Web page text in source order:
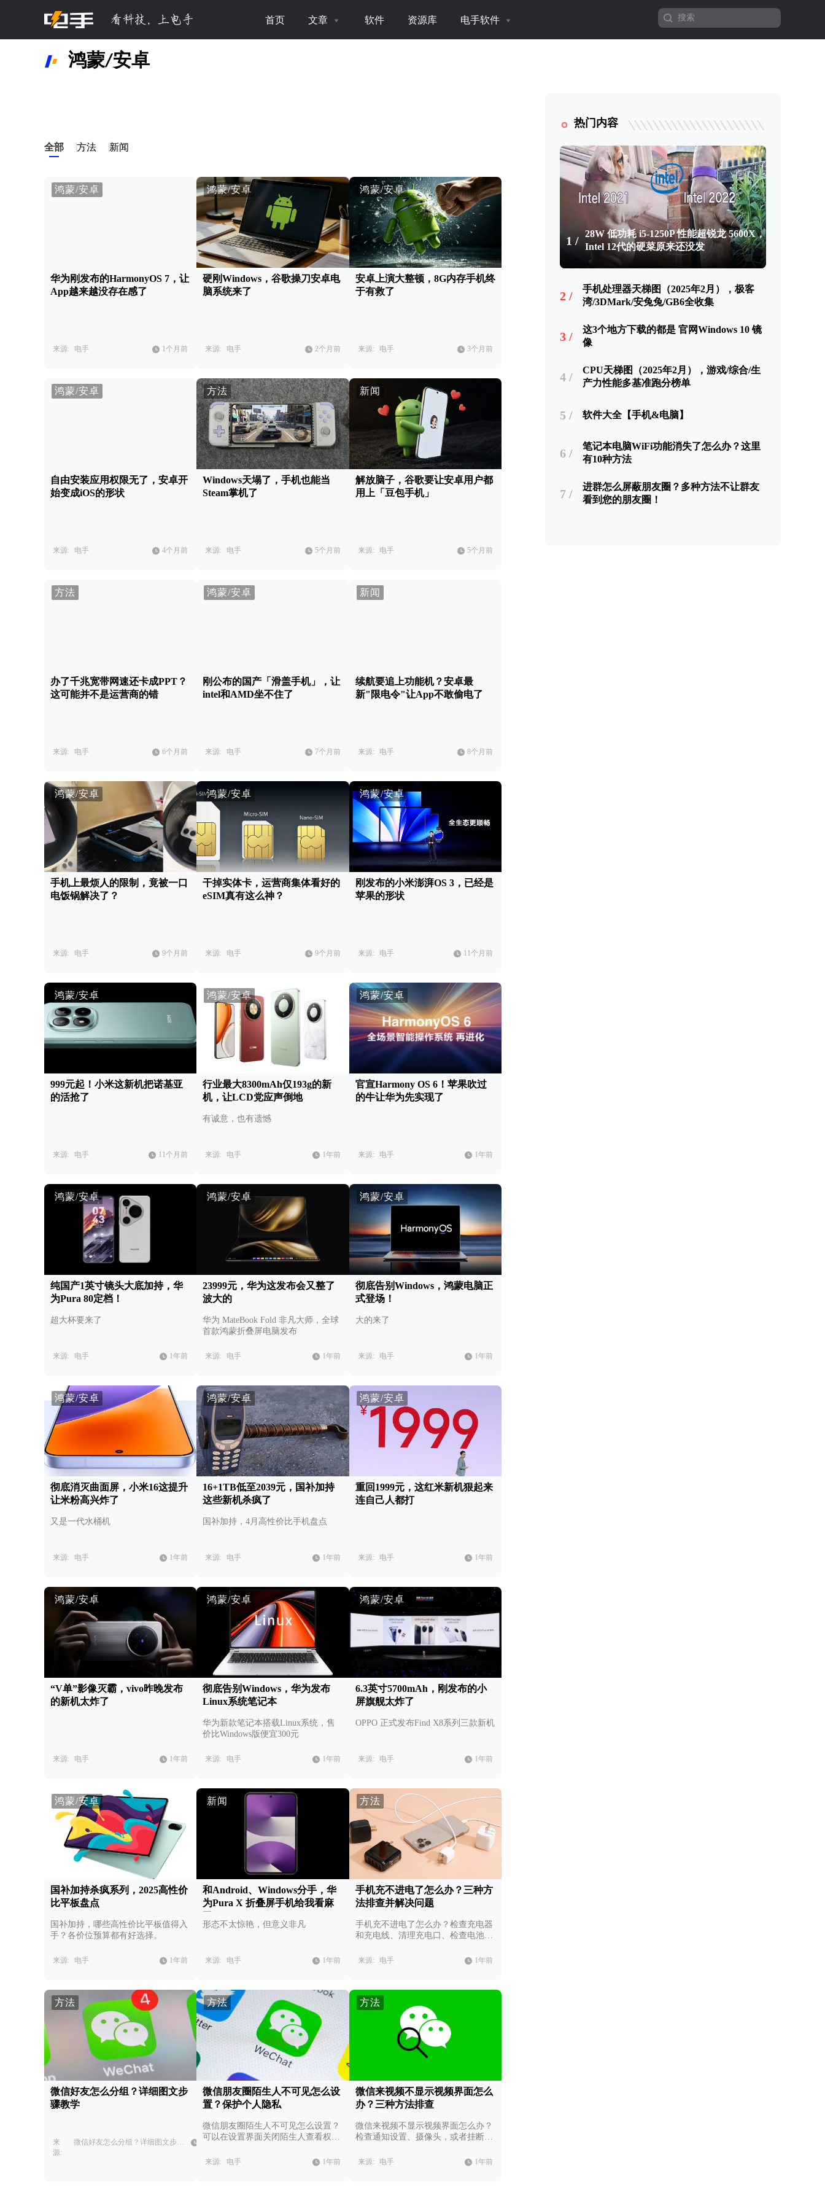
首页 文章 软件 资源库 电手软件
鸿蒙/安卓
全部 方法 新闻
鸿蒙/安卓
华为刚发布的HarmonyOS 7，让
App越来越没存在感了
来源: 电手 1个月前
鸿蒙/安卓
硬刚Windows，谷歌操刀安卓电
脑系统来了
来源: 电手 2个月前
鸿蒙/安卓
安卓上演大整顿，8G内存手机终
于有救了
来源: 电手 3个月前
鸿蒙/安卓
自由安装应用权限无了，安卓开
始变成iOS的形状
来源: 电手 4个月前
方法
Windows天塌了，手机也能当
Steam掌机了
来源: 电手 5个月前
新闻
解放脑子，谷歌要让安卓用户都
用上「豆包手机」
来源: 电手 5个月前
方法
办了千兆宽带网速还卡成PPT？
这可能并不是运营商的错
来源: 电手 6个月前
鸿蒙/安卓
刚公布的国产「滑盖手机」，让
intel和AMD坐不住了
来源: 电手 7个月前
新闻
续航要追上功能机？安卓最
新"限电令"让App不敢偷电了
来源: 电手 8个月前
鸿蒙/安卓
手机上最烦人的限制，竟被一口
电饭锅解决了？
来源: 电手 9个月前
鸿蒙/安卓
干掉实体卡，运营商集体看好的
eSIM真有这么神？
来源: 电手 9个月前
鸿蒙/安卓
刚发布的小米澎湃OS 3，已经是
苹果的形状
来源: 电手 11个月前
鸿蒙/安卓
999元起！小米这新机把诺基亚
的活抢了
来源: 电手 11个月前
鸿蒙/安卓
行业最大8300mAh仅193g的新
机，让LCD党应声倒地
有诚意，也有遗憾
来源: 电手 1年前
鸿蒙/安卓
官宣Harmony OS 6！苹果吹过
的牛让华为先实现了
来源: 电手 1年前
鸿蒙/安卓
纯国产1英寸镜头大底加持，华
为Pura 80定档！
超大杯要来了
来源: 电手 1年前
鸿蒙/安卓
23999元，华为这发布会又整了
波大的
华为 MateBook Fold 非凡大师，全球
首款鸿蒙折叠屏电脑发布
来源: 电手 1年前
鸿蒙/安卓
彻底告别Windows，鸿蒙电脑正
式登场！
大的来了
来源: 电手 1年前
鸿蒙/安卓
彻底消灭曲面屏，小米16这提升
让米粉高兴炸了
又是一代水桶机
来源: 电手 1年前
鸿蒙/安卓
16+1TB低至2039元，国补加持
这些新机杀疯了
国补加持，4月高性价比手机盘点
来源: 电手 1年前
鸿蒙/安卓
重回1999元，这红米新机狠起来
连自己人都打
来源: 电手 1年前
鸿蒙/安卓
“V单”影像灭霸，vivo昨晚发布
的新机太炸了
来源: 电手 1年前
鸿蒙/安卓
彻底告别Windows，华为发布
Linux系统笔记本
华为新款笔记本搭载Linux系统，售
价比Windows版便宜300元
来源: 电手 1年前
鸿蒙/安卓
6.3英寸5700mAh，刚发布的小
屏旗舰太炸了
OPPO 正式发布Find X8系列三款新机
来源: 电手 1年前
鸿蒙/安卓
国补加持杀疯系列，2025高性价
比平板盘点
国补加持，哪些高性价比平板值得入
手？各价位预算都有好选择。
来源: 电手 1年前
新闻
和Android、Windows分手，华
为Pura X 折叠屏手机给我看麻
形态不太惊艳，但意义非凡
来源: 电手 1年前
方法
手机充不进电了怎么办？三种方
法排查并解决问题
手机充不进电了怎么办？检查充电器
和充电线、清理充电口、检查电池状
来源: 电手 1年前
方法
微信好友怎么分组？详细图文步
骤教学
来
源:
微信好友怎么分组？详细图文步骤教学，快速管理微信好友。
前
方法
微信朋友圈陌生人不可见怎么设
置？保护个人隐私
微信朋友圈陌生人不可见怎么设置？
可以在设置界面关闭陌生人查看权
来源: 电手 1年前
方法
微信来视频不显示视频界面怎么
办？三种方法排查
微信来视频不显示视频界面怎么办？
检查通知设置、摄像头，或者挂断后
来源: 电手 1年前
热门内容
1 /
28W 低功耗 i5-1250P 性能超锐龙 5600X，
Intel 12代的硬菜原来还没发
2 /
手机处理器天梯图（2025年2月），极客
湾/3DMark/安兔兔/GB6全收集
3 /
这3个地方下载的都是 官网Windows 10 镜
像
4 /
CPU天梯图（2025年2月），游戏/综合/生
产力性能多基准跑分榜单
5 / 软件大全【手机&电脑】
6 /
笔记本电脑WiFi功能消失了怎么办？这里
有10种方法
7 /
进群怎么屏蔽朋友圈？多种方法不让群友
看到您的朋友圈！